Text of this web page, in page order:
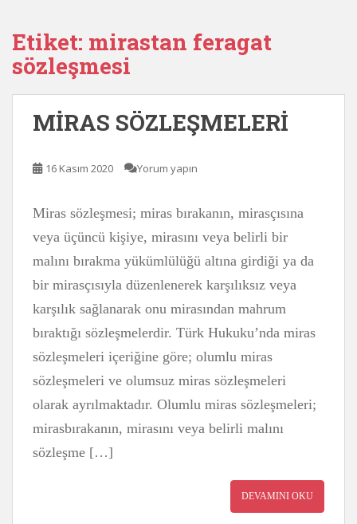
Etiket: mirastan feragat
sözleşmesi
MİRAS SÖZLEŞMELERİ
16 Kasım 2020 Yorum yapın
Miras sözleşmesi; miras bırakanın, mirasçısına
veya üçüncü kişiye, mirasını veya belirli bir
malını bırakma yükümlülüğü altına girdiği ya da
bir mirasçısıyla düzenlenerek karşılıksız veya
karşılık sağlanarak onu mirasından mahrum
bıraktığı sözleşmelerdir. Türk Hukuku’nda miras
sözleşmeleri içeriğine göre; olumlu miras
sözleşmeleri ve olumsuz miras sözleşmeleri
olarak ayrılmaktadır. Olumlu miras sözleşmeleri;
mirasbırakanın, mirasını veya belirli malını
sözleşme […]
DEVAMINI OKU